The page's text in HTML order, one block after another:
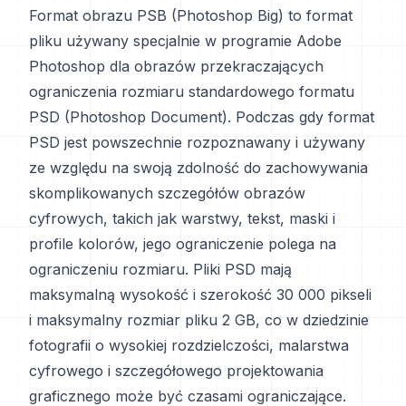
Format obrazu PSB (Photoshop Big) to format
pliku używany specjalnie w programie Adobe
Photoshop dla obrazów przekraczających
ograniczenia rozmiaru standardowego formatu
PSD (Photoshop Document). Podczas gdy format
PSD jest powszechnie rozpoznawany i używany
ze względu na swoją zdolność do zachowywania
skomplikowanych szczegółów obrazów
cyfrowych, takich jak warstwy, tekst, maski i
profile kolorów, jego ograniczenie polega na
ograniczeniu rozmiaru. Pliki PSD mają
maksymalną wysokość i szerokość 30 000 pikseli
i maksymalny rozmiar pliku 2 GB, co w dziedzinie
fotografii o wysokiej rozdzielczości, malarstwa
cyfrowego i szczegółowego projektowania
graficznego może być czasami ograniczające.